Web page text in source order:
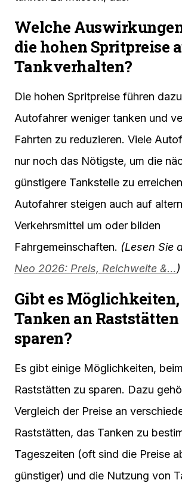
Welche
die hohen Spritpreise
Tankverhalten?
Die hohen Spritpreise führen
Autofahrer weniger tanken und
Fahrten zu reduzieren. Viele
nur noch das Nötigste, um die
günstigere Tankstelle zu
Autofahrer steigen auch auf
Verkehrsmittel um oder bilden
Fahrgemeinschaften. (Lesen Sie
Neo 2026: Preis, Reichweite &…)
Gibt es
Tanken an Raststätten
sparen?
Es gibt einige Möglichkeiten,
Raststätten zu sparen. Dazu
Vergleich der Preise an
Raststätten, das Tanken zu
Tageszeiten (oft sind die Preise
günstiger) und die Nutzung von